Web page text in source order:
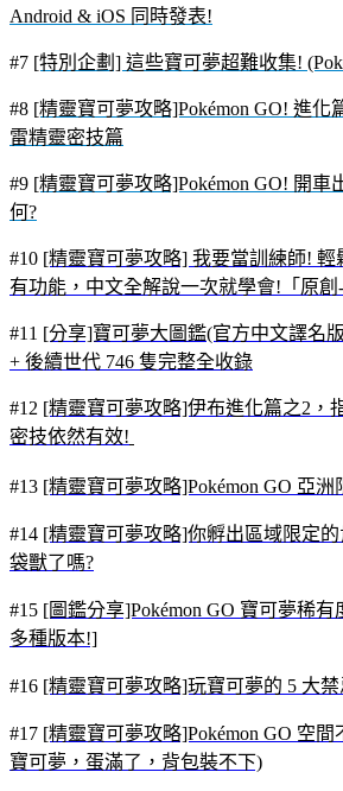
Android & iOS 同時發表!
#7 [特別企劃] 這些寶可夢超難收集!
#8 [精靈寶可夢攻略]Pokémon GO! 進化
雷精靈密技篇
#9 [精靈寶可夢攻略]Pokémon GO! 開車
何?
#10 [精靈寶可夢攻略] 我要當訓練師! 輕
有功能，中文全解說一次就學會!「原創-
#11 [分享]寶可夢大圖鑑(官方中文譯名版
+ 後續世代 746 隻完整全收錄
#12 [精靈寶可夢攻略]伊布進化篇之2，
密技依然有效!
#13 [精靈寶可夢攻略]Pokémon GO 亞洲
#14 [精靈寶可夢攻略]你孵出區域限定的
袋獸了嗎?
#15 [圖鑑分享]Pokémon GO 寶可夢稀有
多種版本!]
#16 [精靈寶可夢攻略]玩寶可夢的 5 大禁
#17 [精靈寶可夢攻略]Pokémon GO 空
寶可夢，蛋滿了，背包裝不下)